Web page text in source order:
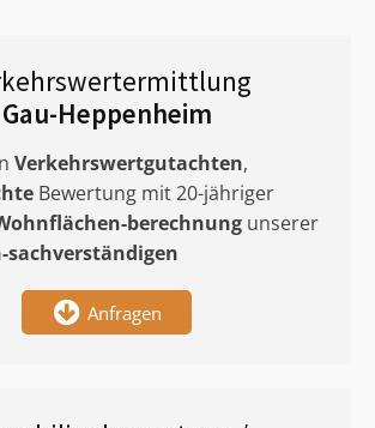
Gau-Heppenheim
Verkehrswertgutachten,
Bewertung mit 20-jähriger
berechnung unserer
Anfragen